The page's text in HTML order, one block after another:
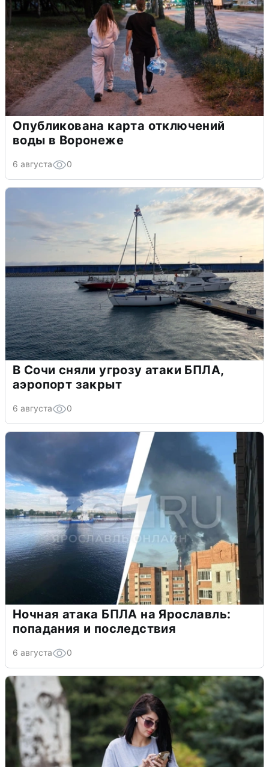
Опубликована карта отключений
воды в Воронеже
6 августа 0
В Сочи сняли угрозу атаки БПЛА,
аэропорт закрыт
6 августа 0
Ночная атака БПЛА на Ярославль:
попадания и последствия
6 августа 0